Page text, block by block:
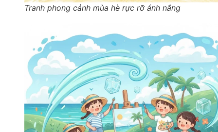
Tranh phong cảnh mùa hè rực rỡ ánh nắng